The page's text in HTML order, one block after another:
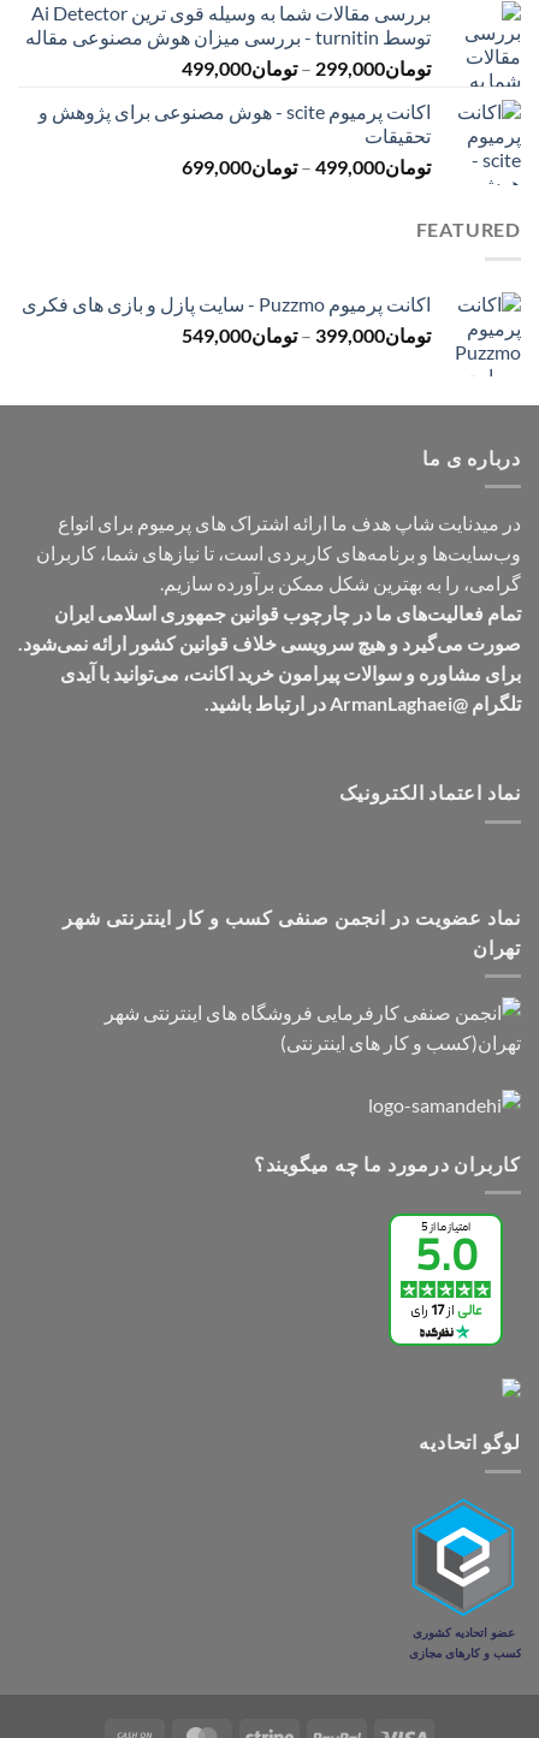
تومان199,000
تا
تومان499,000
بررسی مقالات شما به وسیله قوی ترین Ai Detector
توسط turnitin - بررسی میزان هوش مصنوعی مقاله
تومان299,000
– تومان499,000محدوده
تومان299,000
تومان499,000
اکانت پرمیوم scite - هوش مصنوعی برای پژوهش و
تحقیقات
تومان499,000
– تومان699,000محدوده
FEATURED
اکانت پرمیوم Puzzmo - سایت پازل و بازی های فکری
تومان399,000
– تومان549,000
تا
درباره ی ما
در میدنایت شاپ هدف ما ارائه اشتراک های پرمیوم برای انواع
وب‌سایت‌ها و برنامه‌های کاربردی است، تا نیازهای شما، کاربران
گرامی، را به بهترین شکل ممکن برآورده سازیم.
تمام فعالیت‌های ما در چارچوب قوانین جمهوری اسلامی ایران
صورت می‌گیرد و هیچ سرویسی خلاف قوانین کشور ارائه نمی‌شود.
برای مشاوره و سوالات پیرامون خرید اکانت، می‌توانید با آیدی
تلگرام @ArmanLaghaei در ارتباط باشید.
نماد اعتماد الکترونیک
نماد عضویت در انجمن صنفی کسب و کار اینترنتی شهر
تهران
کاربران درمورد ما چه میگویند؟
لوگو اتحادیه